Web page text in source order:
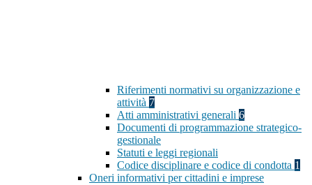
Riferimenti normativi su organizzazione e
attività 7
Atti amministrativi generali 6
Documenti di programmazione strategico-
gestionale
Statuti e leggi regionali
Codice disciplinare e codice di condotta 1
Oneri informativi per cittadini e imprese